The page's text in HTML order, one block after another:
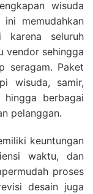
wisuda
memudahkan
karena seluruh
vendor sehingga
seragam. Paket
wisuda, samir,
berbagai
pelanggan.
keuntungan
waktu, dan
proses
desain juga